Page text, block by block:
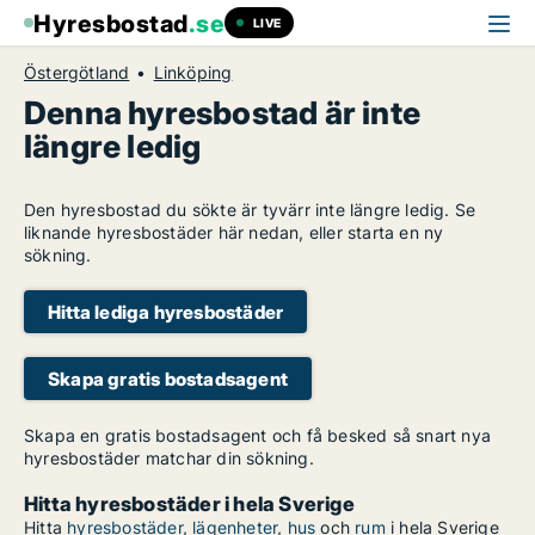
Hyresbostad.se LIVE
Östergötland Linköping
Denna hyresbostad är inte
längre ledig
Den hyresbostad du sökte är tyvärr inte längre ledig. Se
liknande hyresbostäder här nedan, eller starta en ny
sökning.
Hitta lediga hyresbostäder
Skapa gratis bostadsagent
Skapa en gratis bostadsagent och få besked så snart nya
hyresbostäder matchar din sökning.
Hitta hyresbostäder i hela Sverige
Hitta hyresbostäder, lägenheter, hus och rum i hela Sverige